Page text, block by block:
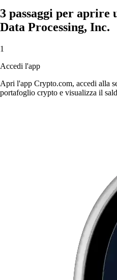
3 passaggi per aprire
Data Processing, Inc.
1
Accedi l'app
Apri l'app Crypto.com, accedi alla
portafoglio crypto e visualizza il